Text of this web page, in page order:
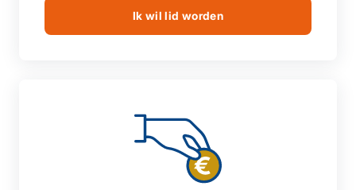
Ik wil lid worden